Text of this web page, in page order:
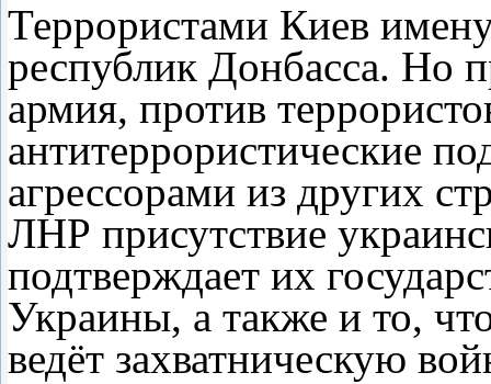
Террористами Киев
республик Донбасса. Но
армия, против
антитеррористические
агрессорами из других
ЛНР присутствие
подтверждает их
Украины, а также и то,
ведёт захватническую